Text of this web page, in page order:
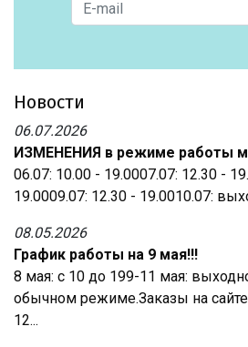
Новости
06.07.2026
ИЗМЕНЕНИЯ в режиме работы
06.07: 10.00 - 19.0007.07: 12.30 -
19.0009.07: 12.30 - 19.0010.07:
08.05.2026
График работы на 9 мая!!!
8 мая: с 10 до 199-11 мая:
обычном режиме.Заказы на
12...